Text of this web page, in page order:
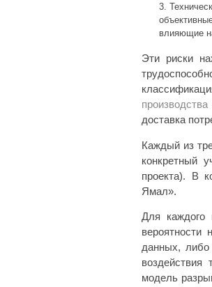
влияющие
Эти риски
доставка
Каждый из
конкретный
проекта). В
Ямал».
Для каждого
вероятности
данных, либо
модель